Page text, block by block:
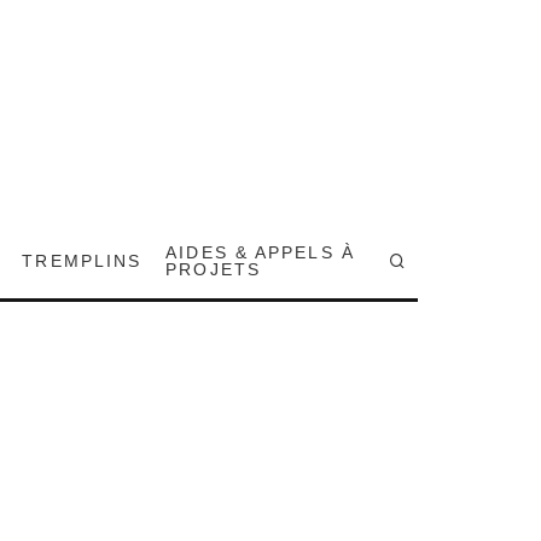
TREMPLINS
AIDES & APPELS À
PROJETS